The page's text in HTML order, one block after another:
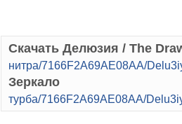
Скачать Делюзия / The
нитра/7166F2A69AE08AA/
Зеркало
турба/7166F2A69AE08AA/